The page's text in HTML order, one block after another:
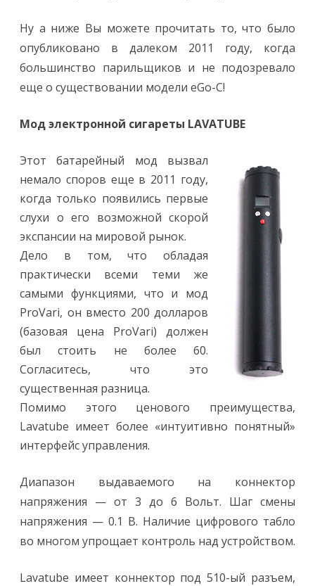
Ну а ниже Вы можете прочитать то, что было
опубликовано в далеком 2011 году, когда
большинство парильщиков и не подозревало
еще о существовании модели eGo-C!
Мод электронной сигареты LAVATUBE
Этот батарейный мод вызвал
немало споров еще в 2011 году,
когда только появились первые
слухи о его возможной скорой
экспансии на мировой рынок.
Дело в том, что обладая
практически всеми теми же
самыми функциями, что и мод
ProVari, он вместо 200 долларов
(базовая цена ProVari) должен
был стоить не более 60.
Согласитесь, что это
существенная разница.
Помимо этого ценового преимущества,
Lavatube имеет более «интуитивно понятный»
интерфейс управления.
Диапазон выдаваемого на коннектор
напряжения — от 3 до 6 Вольт. Шаг смены
напряжения — 0.1 В. Наличие цифрового табло
во многом упрощает контроль над устройством.
Lavatube имеет коннектор под 510-ый разъем,